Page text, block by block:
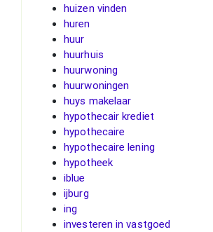
huizen vinden
huren
huur
huurhuis
huurwoning
huurwoningen
huys makelaar
hypothecair krediet
hypothecaire
hypothecaire lening
hypotheek
iblue
ijburg
ing
investeren in vastgoed